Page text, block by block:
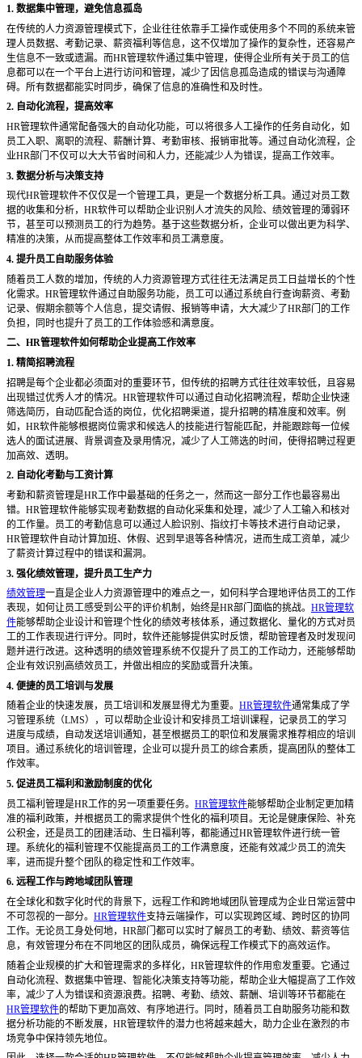
1. 数据集中管理，避免信息孤岛
在传统的人力资源管理模式下，企业往往依靠手工操作或使用多个不同的系统来管
理人员数据、考勤记录、薪资福利等信息，这不仅增加了操作的复杂性，还容易产
生信息不一致或遗漏。而HR管理软件通过集中管理，使得企业所有关于员工的信
息都可以在一个平台上进行访问和管理，减少了因信息孤岛造成的错误与沟通障
碍。所有数据都能实时同步，确保了信息的准确性和及时性。
2. 自动化流程，提高效率
HR管理软件通常配备强大的自动化功能，可以将很多人工操作的任务自动化，如
员工入职、离职的流程、薪酬计算、考勤审核、报销审批等。通过自动化流程，企
业HR部门不仅可以大大节省时间和人力，还能减少人为错误，提高工作效率。
3. 数据分析与决策支持
现代HR管理软件不仅仅是一个管理工具，更是一个数据分析工具。通过对员工数
据的收集和分析，HR软件可以帮助企业识别人才流失的风险、绩效管理的薄弱环
节，甚至可以预测员工的行为趋势。基于这些数据分析，企业可以做出更为科学、
精准的决策，从而提高整体工作效率和员工满意度。
4. 提升员工自助服务体验
随着员工人数的增加，传统的人力资源管理方式往往无法满足员工日益增长的个性
化需求。 HR管理软件通过自助服务功能，员工可以通过系统自行查询薪资、考勤
记录、假期余额等个人信息，提交请假、报销等申请，大大减少了HR部门的工作
负担，同时也提升了员工的工作体验感和满意度。
二、 HR管理软件如何帮助企业提高工作效率
1. 精简招聘流程
招聘是每个企业都必须面对的重要环节，但传统的招聘方式往往效率较低，且容易
出现错过优秀人才的情况。 HR管理软件可以通过自动化招聘流程，帮助企业快速
筛选简历，自动匹配合适的岗位，优化招聘渠道，提升招聘的精准度和效率。例
如，HR软件能够根据岗位需求和候选人的技能进行智能匹配，并能跟踪每一位候
选人的面试进展、背景调查及录用情况，减少了人工筛选的时间，使得招聘过程更
加高效、透明。
2. 自动化考勤与工资计算
考勤和薪资管理是HR工作中最基础的任务之一，然而这一部分工作也最容易出
错。HR管理软件能够实现考勤数据的自动化采集和处理，减少了人工输入和核对
的工作量。员工的考勤信息可以通过人脸识别、指纹打卡等技术进行自动记录，
HR管理软件自动计算加班、休假、迟到早退等各种情况，进而生成工资单，减少
了薪资计算过程中的错误和漏洞。
3. 强化绩效管理，提升员工生产力
绩效管理一直是企业人力资源管理中的难点之一，如何科学合理地评估员工的工作
表现，如何让员工感受到公平的评价机制，始终是HR部门面临的挑战。 HR管理软
件能够帮助企业设计和管理个性化的绩效考核体系，通过数据化、量化的方式对员
工的工作表现进行评分。同时，软件还能够提供实时反馈，帮助管理者及时发现问
题并进行改进。这种透明的绩效管理系统不仅提升了员工的工作动力，还能够帮助
企业有效识别高绩效员工，并做出相应的奖励或晋升决策。
4. 便捷的员工培训与发展
随着企业的快速发展，员工培训和发展显得尤为重要。 HR管理软件通常集成了学
习管理系统（LMS），可以帮助企业设计和安排员工培训课程，记录员工的学习
进度与成绩，自动发送培训通知，甚至根据员工的职位和发展需求推荐相应的培训
项目。通过系统化的培训管理，企业可以提升员工的综合素质，提高团队的整体工
作效率。
5. 促进员工福利和激励制度的优化
员工福利管理是HR工作的另一项重要任务。 HR管理软件能够帮助企业制定更加精
准的福利政策，并根据员工的需求提供个性化的福利项目。无论是健康保险、补充
公积金，还是员工的团建活动、生日福利等，都能通过HR管理软件进行统一管
理。系统化的福利管理不仅能提高员工的工作满意度，还能有效减少员工的流失
率，进而提升整个团队的稳定性和工作效率。
6. 远程工作与跨地域团队管理
在全球化和数字化时代的背景下，远程工作和跨地域团队管理成为企业日常运营中
不可忽视的一部分。 HR管理软件支持云端操作，可以实现跨区域、跨时区的协同
工作。无论员工身处何地，HR部门都可以实时了解员工的考勤、绩效、薪资等信
息，有效管理分布在不同地区的团队成员，确保远程工作模式下的高效运作。
随着企业规模的扩大和管理需求的多样化， HR管理软件的作用愈发重要。它通过
自动化流程、数据集中管理、智能化决策支持等功能，帮助企业大幅提高了工作效
率，减少了人为错误和资源浪费。招聘、考勤、绩效、薪酬、培训等环节都能在
HR管理软件的帮助下更加高效、有序地进行。同时，随着员工自助服务功能和数
据分析功能的不断发展，HR管理软件的潜力也将越来越大，助力企业在激烈的市
场竞争中保持领先地位。